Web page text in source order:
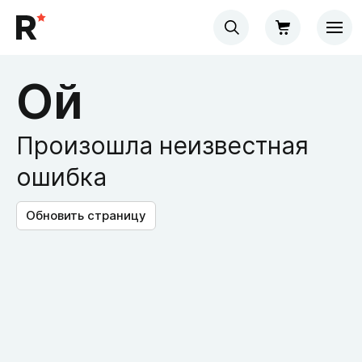
Ой
Произошла неизвестная
ошибка
Обновить страницу